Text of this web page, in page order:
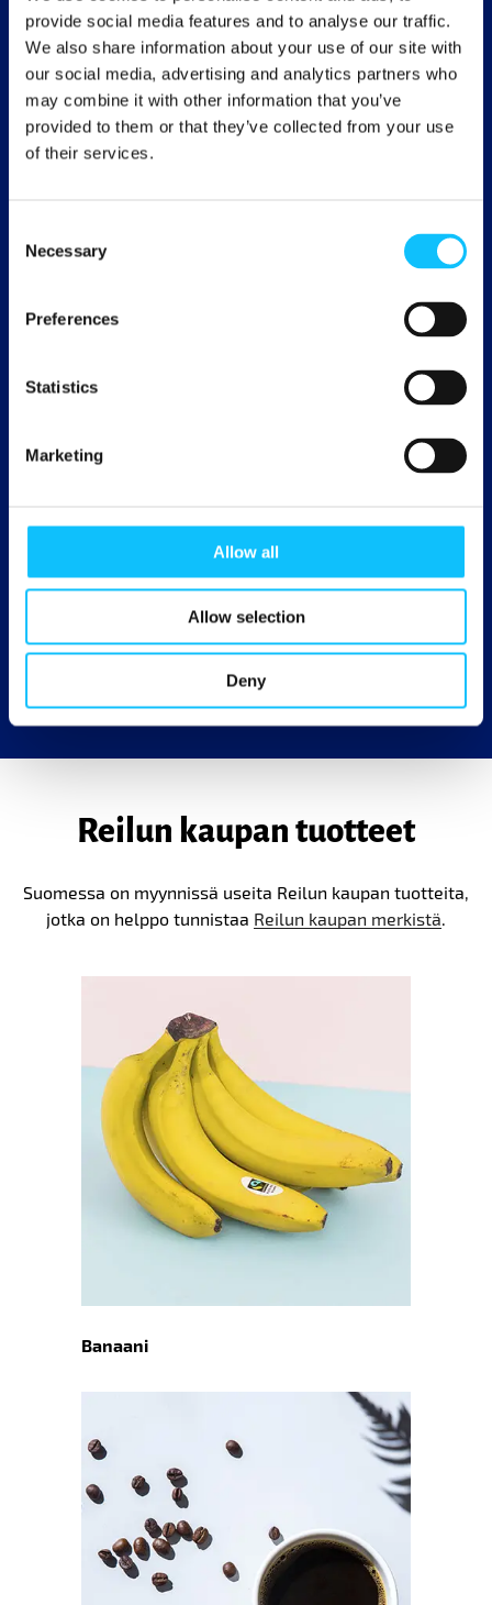
provide social media features and to analyse our traffic.
We also share information about your use of our site with
our social media, advertising and analytics partners who
may combine it with other information that you’ve
provided to them or that they’ve collected from your use
of their services.
Selection
Necessary
Preferences
Statistics
Marketing
Allow all
Allow selection
Deny
67 maata, joissa tuotteita
tuotetaan
Tuotteita myynnissä 145 maassa. Suomessa
Viljelijöille ja työntekijöille 211,5
miljoonaa euroa Reilun kaupan
Yli 35 000 eri tuotetta
Suomessa myynnissä noin 1700 erilaista
Reilun kaupan tuotetta.
Reilun kaupan tuotteet
Suomessa on myynnissä useita Reilun kaupan tuotteita,
jotka on helppo tunnistaa Reilun kaupan merkistä.
Banaani